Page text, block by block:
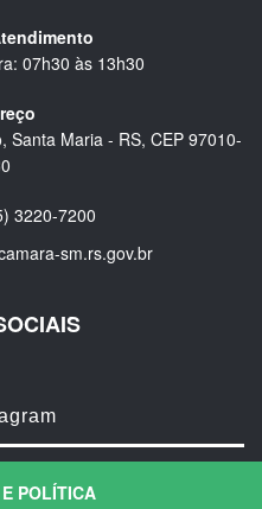
POLÍTICA
07h30 às 13h30
Santa Maria - RS, CEP 97010-
3220-7200
sm.rs.gov.br